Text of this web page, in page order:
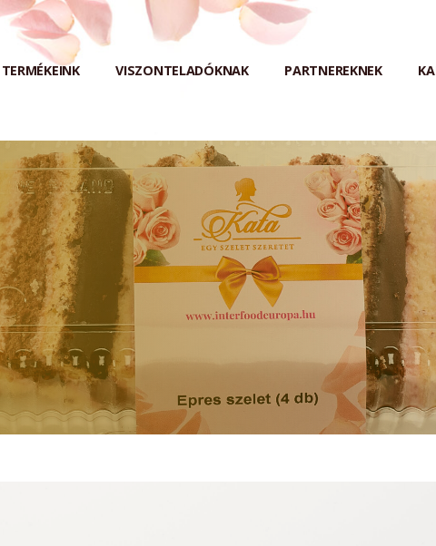
TERMÉKEINK VISZONTELADÓKNAK PARTNEREKNEK